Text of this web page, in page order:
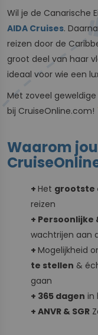
Wil je de Canarische
AIDA Cruises.
reizen door de
groot deel van haar
ideaal voor wie een
Met zoveel
bij CruiseOnline.com!
Waarom
+ Het grootste
reizen
+
wachtrijen aan
+ Mogelijkheid
te stellen &
gaan
+ 365 dagen in
+ ANVR & SGR